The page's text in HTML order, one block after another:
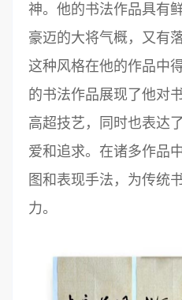
神。他的书法作品具有
豪迈的大将气概，又有
这种风格在他的作品中
的书法作品展现了他对
高超技艺，同时也表达
爱和追求。在诸多作品
图和表现手法，为传统
力。